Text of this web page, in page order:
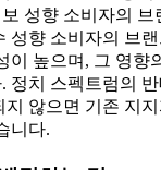
성향 소비자의 브
성향 소비자의 브
이 높으며, 그 영향
정치 스펙트럼의
않으면 기존 지
니다.